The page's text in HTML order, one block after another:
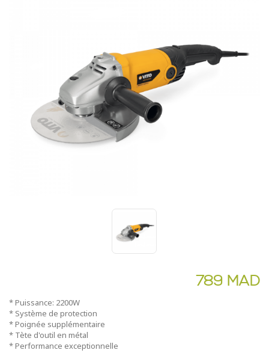
789 MAD
* Puissance: 2200W
* Système de protection
* Poignée supplémentaire
* Tète d'outil en métal
* Performance exceptionnelle